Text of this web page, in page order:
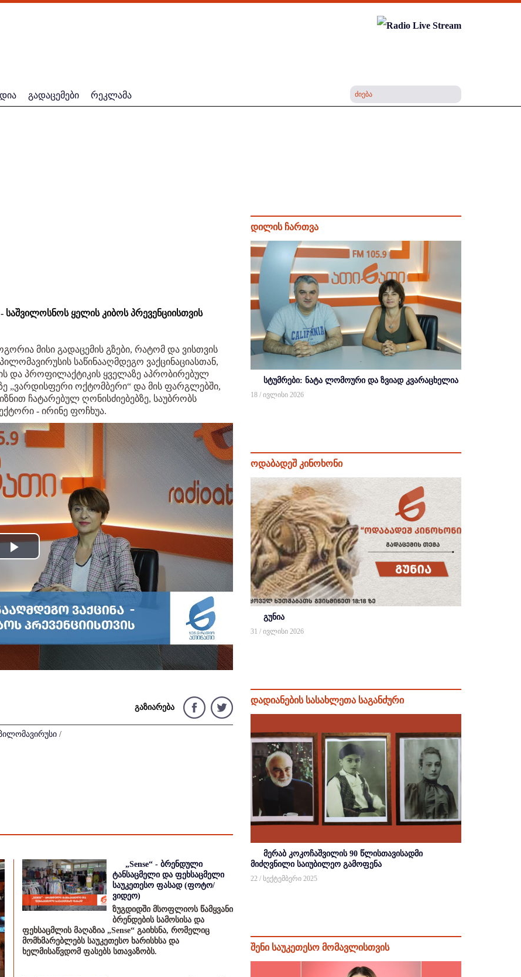
გადაცემები რეკლამა
საშვილოსნოს ყელის კიბოს პრევენციისთვის
მისი გადაცემის გზები, რატომ და ვისთვის
საწინააღმდეგო ვაქცინაციასთან,
და პროფილაქტიკის ყველაზე აპრობირებულ
„ვარდისფერი ოქტომბერი“ და მის ფარგლებში,
ჩატარებულ ღონისძიებებზე, საუბრობს
- ირინე ფოჩხუა.
Play
Video
გაზიარება
/
„Sense“ - ბრენდული
ტანსაცმელი და ფეხსაცმელი
საუკეთესო ფასად (ფოტო/
ვიდეო)
ზუგდიდში მსოფლიოს წამყვანი
ბრენდების სამოსისა და
ფეხსაცმლის მაღაზია „Sense“ გაიხსნა, რომელიც
მომხმარებლებს საუკეთესო ხარისხსა და
ხელმისაწვდომ ფასებს სთავაზობს.
დილის ჩართვა
სტუმრები: ნატა ლომოური და ზვიად კვარაცხელია
18 / ივლისი 2026
ოდაბადეშ კინოხონი
გუნია
31 / ივლისი 2026
დადიანების სასახლეთა საგანძური
მერაბ კოკოჩაშვილის 90 წლისთავისადმი
მიძღვნილი საიუბილეო გამოფენა
22 / სექტემბერი 2025
შენი საუკეთესო მომავლისთვის